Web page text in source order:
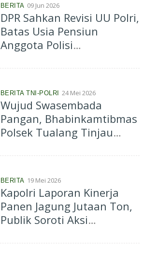
BERITA 09 Jun 2026
DPR Sahkan Revisi UU Polri,
Batas Usia Pensiun
Anggota Polisi
BERITA TNI-POLRI 24 Mei 2026
Wujud Swasembada
Pangan, Bhabinkamtibmas
Polsek Tualang Tinjau
BERITA 19 Mei 2026
Kapolri Laporan Kinerja
Panen Jagung Jutaan Ton,
Publik Soroti Aksi